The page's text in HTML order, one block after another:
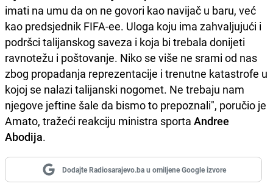
imati na umu da on ne govori kao navijač u baru, već
kao predsjednik FIFA-ee. Uloga koju ima zahvaljujući i
podršci talijanskog saveza i koja bi trebala donijeti
ravnotežu i poštovanje. Niko se više ne srami od nas
zbog propadanja reprezentacije i trenutne katastrofe u
kojoj se nalazi talijanski nogomet. Ne trebaju nam
njegove jeftine šale da bismo to prepoznali", poručio je
Amato, tražeći reakciju ministra sporta Andree
Abodija.
Dodajte Radiosarajevo.ba u omiljene Google izvore